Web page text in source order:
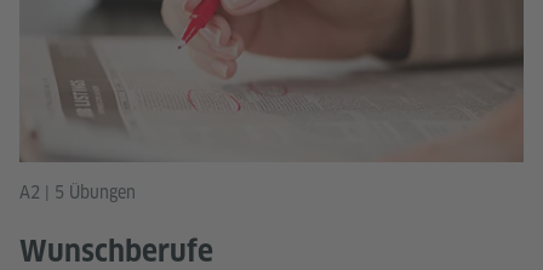
A2 | 5 Übungen
Wunschberufe